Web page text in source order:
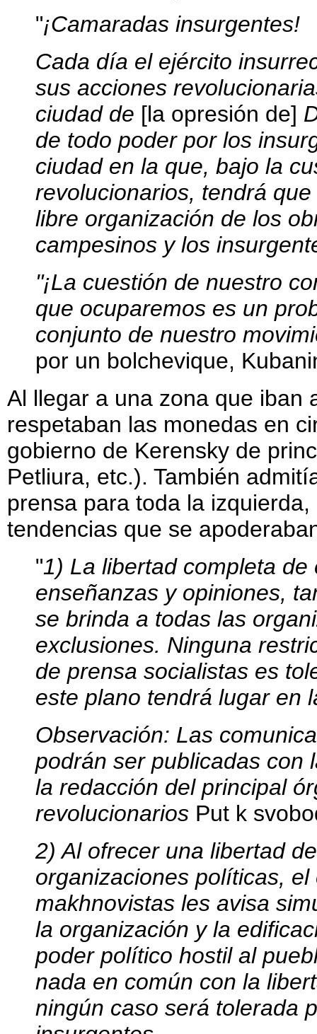
"¡Camaradas insurgentes!
Cada día el ejército
sus acciones
ciudad de [la opresión de]
de todo poder por los
ciudad en la que, bajo la
revolucionarios, tendrá
libre organización de los
campesinos y los
"¡La cuestión de nuestro
que ocuparemos es un
conjunto de nuestro
por un bolchevique,
Al llegar a una zona que iban
respetaban las monedas en
gobierno de Kerensky de
Petliura, etc.). También
prensa para toda la
tendencias que se
"1) La libertad completa
enseñanzas y opiniones,
se brinda a todas las
exclusiones. Ninguna
de prensa socialistas es
este plano tendrá lugar en
Observación: Las
podrán ser publicadas con
la redacción del principal
revolucionarios Put k
2) Al ofrecer una libertad
organizaciones políticas,
makhnovistas les avisa
la organización y la
poder político hostil al
nada en común con la
ningún caso será tolerada